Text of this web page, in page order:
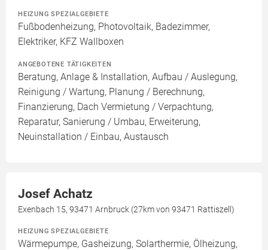
HEIZUNG SPEZIALGEBIETE
Fußbodenheizung, Photovoltaik, Badezimmer,
Elektriker, KFZ Wallboxen
ANGEBOTENE TÄTIGKEITEN
Beratung, Anlage & Installation, Aufbau / Auslegung,
Reinigung / Wartung, Planung / Berechnung,
Finanzierung, Dach Vermietung / Verpachtung,
Reparatur, Sanierung / Umbau, Erweiterung,
Neuinstallation / Einbau, Austausch
Josef Achatz
Exenbach 15, 93471 Arnbruck (27km von 93471 Rattiszell)
HEIZUNG SPEZIALGEBIETE
Wärmepumpe, Gasheizung, Solarthermie, Ölheizung,